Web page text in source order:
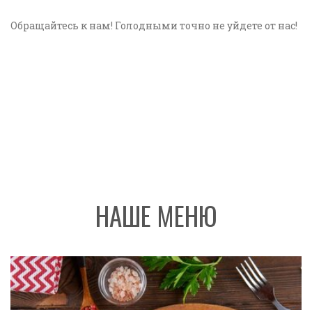
Обращайтесь к нам! Голодными точно не уйдете от нас!
НАШЕ МЕНЮ